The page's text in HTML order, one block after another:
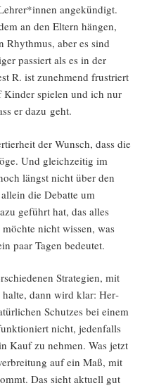
ange­kün­digt.
an den Eltern hän­gen,
Rhyth­mus, aber es sind
pas­siert als es in der
R. ist zuneh­mend frus­triert
Kin­der spie­len und ich nur
er dazu geht.
der Wunsch, dass die
Und gleich­zei­tig im
längst nicht über den
die Debat­te um
geführt hat, das alles
nicht wis­sen, was
paar Tagen bedeutet.
Stra­te­gien, mit
hal­te, dann wird klar: Her­
Schut­zes bei einem
nicht, jeden­falls
Kauf zu neh­men. Was jetzt
auf ein Maß, mit
Das sieht aktu­ell gut